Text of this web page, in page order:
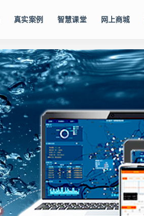
真实案例 智慧课堂 网上商城